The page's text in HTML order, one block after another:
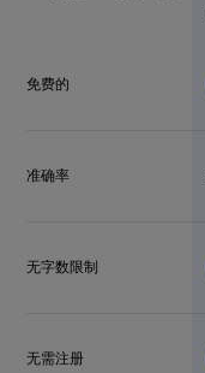
免费的
准确率
无字数限制
无需注册